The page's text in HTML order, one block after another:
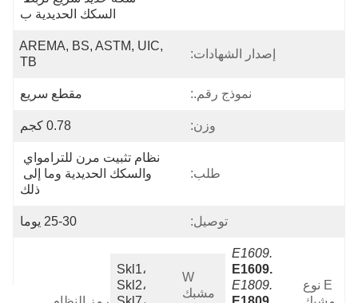
السكك الحديدية ب
إصدار الشهادات:
AREMA, BS, ASTM, UIC,
TB
نموذج رقم.: مقطع سريع
وزن: 0.78 كجم
طلب:
ذلك
توصيل: 25-30 يوما
E نوع
E1609.
E1609.
E1809.
مشبك
Skl1،
Skl2،